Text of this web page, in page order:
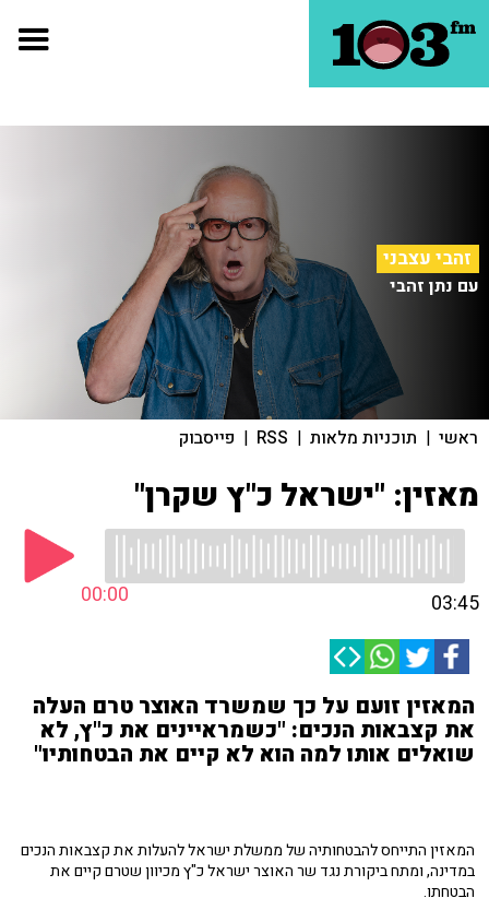
זהבי עצבני
עם נתן זהבי
ראשי | תוכניות מלאות |
RSS
| פייסבוק
מאזין: "ישראל כ"ץ שקרן"
00:00 03:45
המאזין זועם על כך שמשרד האוצר טרם העלה
את קצבאות הנכים: "כשמראיינים את כ"ץ, לא
שואלים אותו למה הוא לא קיים את הבטחותיו"
המאזין התייחס להבטחותיה של ממשלת ישראל להעלות את קצבאות הנכים
במדינה, ומתח ביקורת נגד שר האוצר ישראל כ"ץ מכיוון שטרם קיים את
הבטחתו.